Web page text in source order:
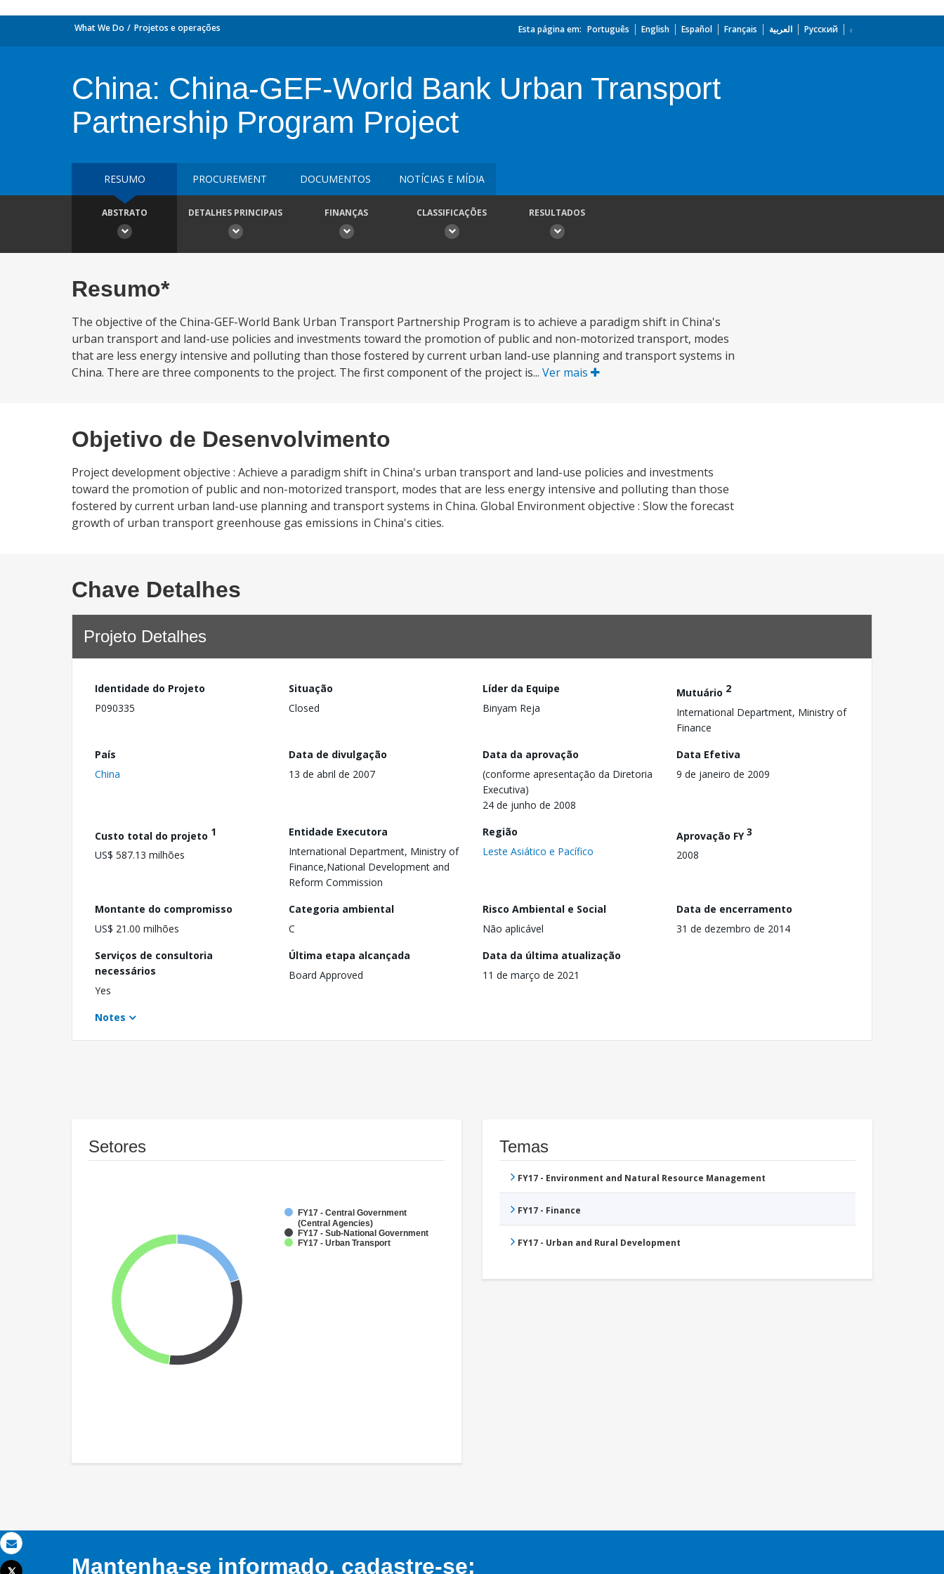
Email
What We Do Projetos e operações Esta página em: Português English Español Français العربية Русский
China: China-GEF-World Bank Urban Transport
Partnership Program Project
RESUMO PROCUREMENT DOCUMENTOS NOTÍCIAS E MÍDIA
ABSTRATO DETALHES PRINCIPAIS FINANÇAS CLASSIFICAÇÕES RESULTADOS
Resumo*
The objective of the China-GEF-World Bank Urban Transport Partnership Program is to achieve a paradigm shift in China's
urban transport and land-use policies and investments toward the promotion of public and non-motorized transport, modes
that are less energy intensive and polluting than those fostered by current urban land-use planning and transport systems in
China. There are three components to the project. The first component of the project is... Ver mais
Objetivo de Desenvolvimento
Project development objective : Achieve a paradigm shift in China's urban transport and land-use policies and investments
toward the promotion of public and non-motorized transport, modes that are less energy intensive and polluting than those
fostered by current urban land-use planning and transport systems in China. Global Environment objective : Slow the forecast
growth of urban transport greenhouse gas emissions in China's cities.
Chave Detalhes
Projeto Detalhes
Identidade do Projeto
P090335
Situação
Closed
Líder da Equipe
Binyam Reja
Mutuário 2
International Department, Ministry of
Finance
País
China
Data de divulgação
13 de abril de 2007
Data da aprovação
(conforme apresentação da Diretoria
Executiva)
24 de junho de 2008
Data Efetiva
9 de janeiro de 2009
Custo total do projeto 1
US$ 587.13 milhões
Entidade Executora
International Department, Ministry of
Finance,National Development and
Reform Commission
Região
Leste Asiático e Pacífico
Aprovação FY3
2008
Montante do compromisso
US$ 21.00 milhões
Categoria ambiental
C
Risco Ambiental e Social
Não aplicável
Data de encerramento
31 de dezembro de 2014
Serviços de consultoria
necessários
Yes
Última etapa alcançada
Board Approved
Data da última atualização
11 de março de 2021
Notes
Setores
FY17 - Central Government
(Central Agencies)
FY17 - Sub-National Government
FY17 - Urban Transport
Temas
FY17 - Environment and Natural Resource Management
FY17 - Finance
FY17 - Urban and Rural Development
Mantenha-se informado, cadastre-se: